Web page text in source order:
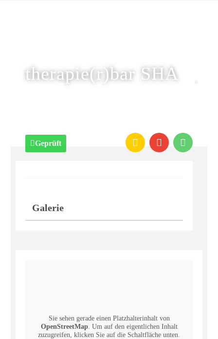
therapie(r)bar SHA
Geprüft
Galerie
Sie sehen gerade einen Platzhalterinhalt von
OpenStreetMap. Um auf den eigentlichen Inhalt
zuzugreifen, klicken Sie auf die Schaltfläche unten.